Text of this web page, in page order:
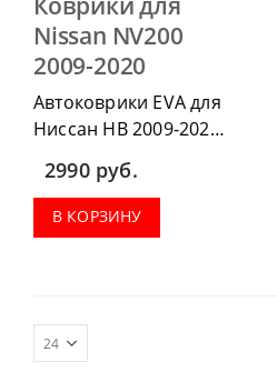
Nissan NV200
2009-2020
Автоковрики EVA для
Ниссан НВ 2009-2020
можно приобрести в
комплектации:
водительский коврик,
комплект передних,
2990 руб.
В КОРЗИНУ